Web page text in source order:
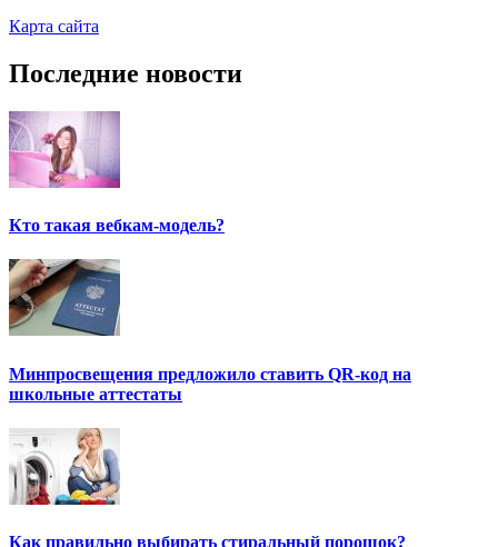
Карта сайта
Последние новости
Кто такая вебкам-модель?
Минпросвещения предложило ставить QR-код на
школьные аттестаты
Как правильно выбирать стиральный порошок?